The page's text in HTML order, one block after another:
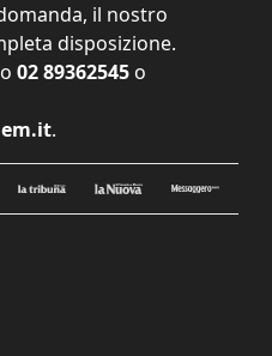
il nostro
disposizione.
02 89362545 o
.